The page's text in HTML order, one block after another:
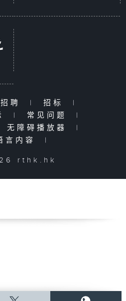
招聘 | 招标
|
| 常见问题
|
无障碍播放器
|
言内容
|
rthk.hk